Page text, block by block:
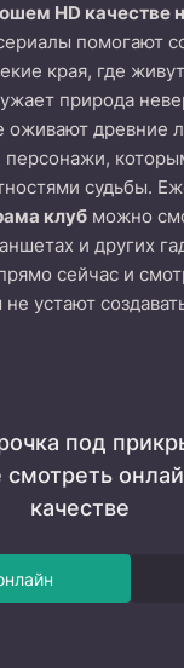
HD качестве
помогают
края, где
природа
оживают древние
судьбы.
клуб можно
и других
сейчас и
устают
под
смотреть
качестве